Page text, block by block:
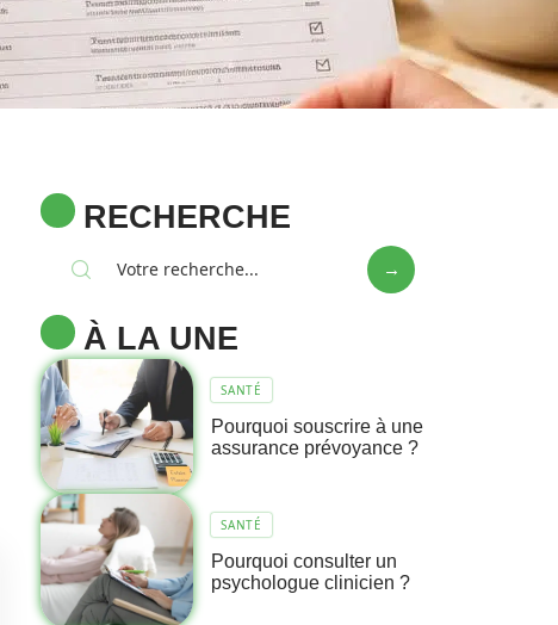
RECHERCHE
À LA UNE
SANTÉ
Pourquoi souscrire à une
assurance prévoyance ?
SANTÉ
Pourquoi consulter un
psychologue clinicien ?